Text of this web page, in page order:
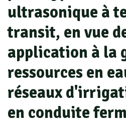
ultrasonique à
transit, en vue
application à la
ressources en
réseaux
en conduite